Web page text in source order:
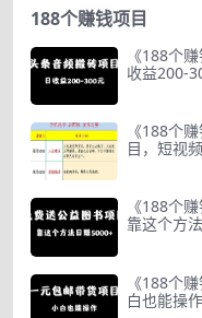
188个赚钱项目
《188个
收益200-
《188个
目，短视
《188个
靠这个方
《188个
白也能操作